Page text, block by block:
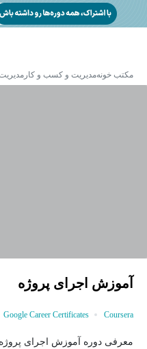
مکتب خونهمدیریت و کسب و کار
آموزش اجرای پروژه
Coursera
Google Career Certificates
معرفی دوره آموزش اجرای